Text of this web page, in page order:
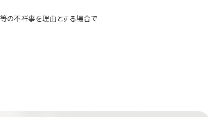
の不祥事を理由とする場合で